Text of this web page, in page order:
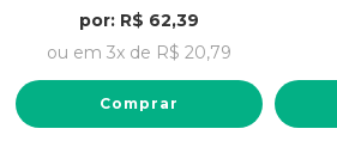
por: R$ 62,39
ou em 3x de R$ 20,79
Comprar